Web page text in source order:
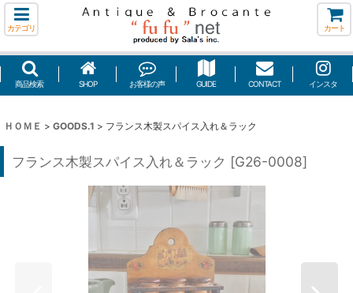
カテゴリ カート
商品検索 SHOP お客様の声 GUIDE CONTACT インスタ
ＨＯＭＥ > GOODS.1 > フランス木製スパイス入れ＆ラック
フランス木製スパイス入れ＆ラック [G26-0008]